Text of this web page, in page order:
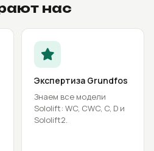
нас
Экспертиза Grundfos
Знаем все модели
Sololift: WC, CWC, C, D и
Sololift2.